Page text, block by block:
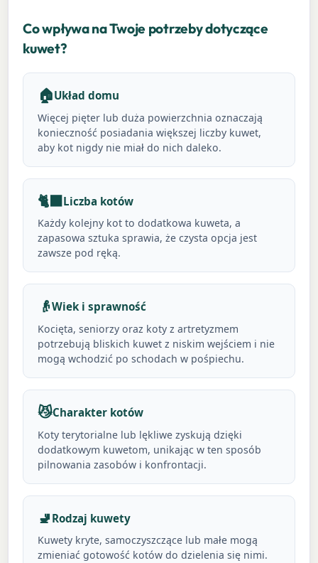
Co wpływa na Twoje potrzeby dotyczące
kuwet?
🏠Układ domu
Więcej pięter lub duża powierzchnia oznaczają
konieczność posiadania większej liczby kuwet,
aby kot nigdy nie miał do nich daleko.
🐈⬛Liczba kotów
Każdy kolejny kot to dodatkowa kuweta, a
zapasowa sztuka sprawia, że czysta opcja jest
zawsze pod ręką.
👴Wiek i sprawność
Kocięta, seniorzy oraz koty z artretyzmem
potrzebują bliskich kuwet z niskim wejściem i nie
mogą wchodzić po schodach w pośpiechu.
😼Charakter kotów
Koty terytorialne lub lękliwe zyskują dzięki
dodatkowym kuwetom, unikając w ten sposób
pilnowania zasobów i konfrontacji.
🚽 Rodzaj kuwety
Kuwety kryte, samoczyszczące lub małe mogą
zmieniać gotowość kotów do dzielenia się nimi.